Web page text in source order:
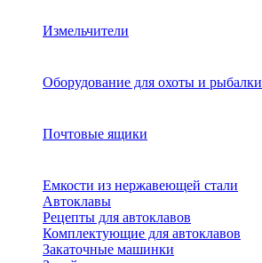
Измельчители
Оборудование для охоты и рыбалки
Почтовые ящики
Емкости из нержавеющей стали
Автоклавы
Рецепты для автоклавов
Комплектующие для автоклавов
Закаточные машинки